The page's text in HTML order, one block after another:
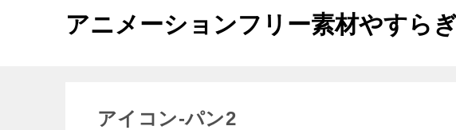
アニメーションフリー素材やすら
アイコン-パン2